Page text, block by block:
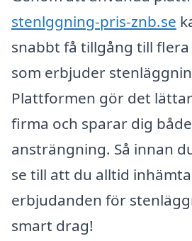
stenlggning-pris-znb.se
snabbt få tillgång till
som erbjuder
Plattformen gör det
firma och sparar dig
ansträngning. Så innan
se till att du alltid
erbjudanden för
smart drag!